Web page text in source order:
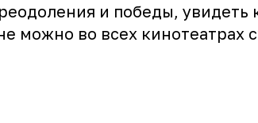
и победы, увидеть
можно во всех кинотеатрах